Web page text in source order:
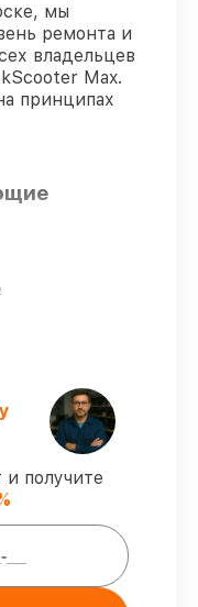
мы
ремонта и
владельцев
Max.
принципах
работ без
работы по
получите